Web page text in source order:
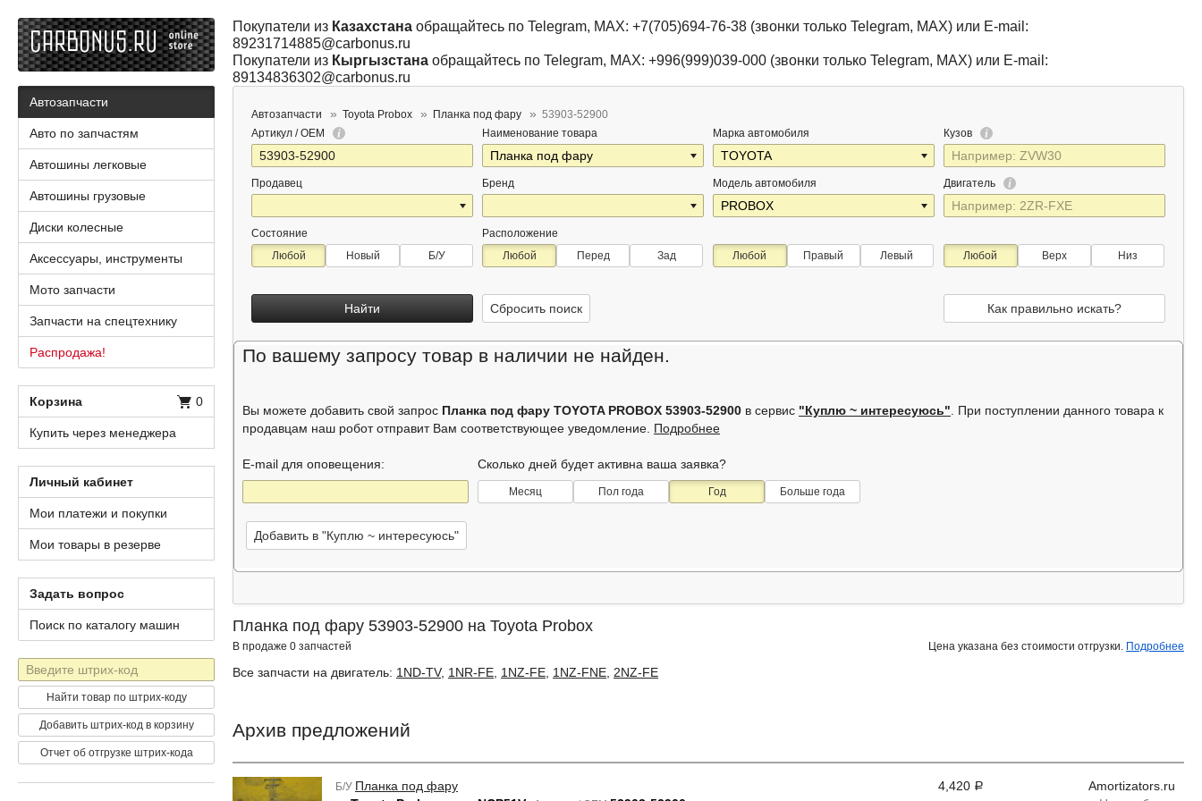
Покупатели из Казахстана обращайтесь по Telegram, MAX: +7(705)694-76-38 (звонки только Telegram, MAX) или E-mail:
89231714885@carbonus.ru
Покупатели из Кыргызстана обращайтесь по Telegram, MAX: +996(999)039-000 (звонки только Telegram, MAX) или E-mail:
89134836302@carbonus.ru
Автозапчасти Toyota Probox Планка под фару
53903-52900
Артикул / OEM
Продавец
Наименование товара
Бренд
Марка автомобиля
Модель автомобиля
Кузов
Двигатель
Состояние
Любой
Новый Б/У
Расположение
Любой
Перед Зад Любой Правый Левый Любой Верх Низ
Найти Сбросить поиск Как правильно искать?
По вашему запросу товар в наличии не найден.
Вы можете добавить свой запрос Планка под фару TOYOTA PROBOX 53903-52900 в сервис "Куплю ~ интересуюсь" . При поступлении данного товара к
продавцам наш робот отправит Вам соответствующее уведомление. Подробнее
E-mail для оповещения: Сколько дней будет активна ваша заявка?
Месяц Пол года Год Больше года
Добавить в "Куплю ~ интересуюсь"
Планка под фару 53903-52900 на Toyota Probox
В продаже 0 запчастей Цена указана без стоимости отгрузки. Подробнее
Все запчасти на двигатель: 1ND-TV, 1NR-FE 1NZ-FE 1NZ-FNE 2NZ-FE
Архив предложений
Б/У Планка под фару 4,420 Р
Amortizators.ru
Автозапчасти
Авто по запчастям
Автошины легковые
Автошины грузовые
Диски колесные
Аксессуары, инструменты
Мото запчасти
Запчасти на спецтехнику
Распродажа!
Корзина 0
Купить через менеджера
Личный кабинет
Мои платежи и покупки
Мои товары в резерве
Задать вопрос
Поиск по каталогу машин
Штрих-
код
Найти товар по штрих-коду
Добавить штрих-код в корзину
Отчет об отгрузке штрих-кода